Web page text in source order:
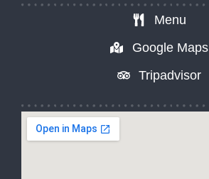
Menu
Google Maps
Tripadvisor